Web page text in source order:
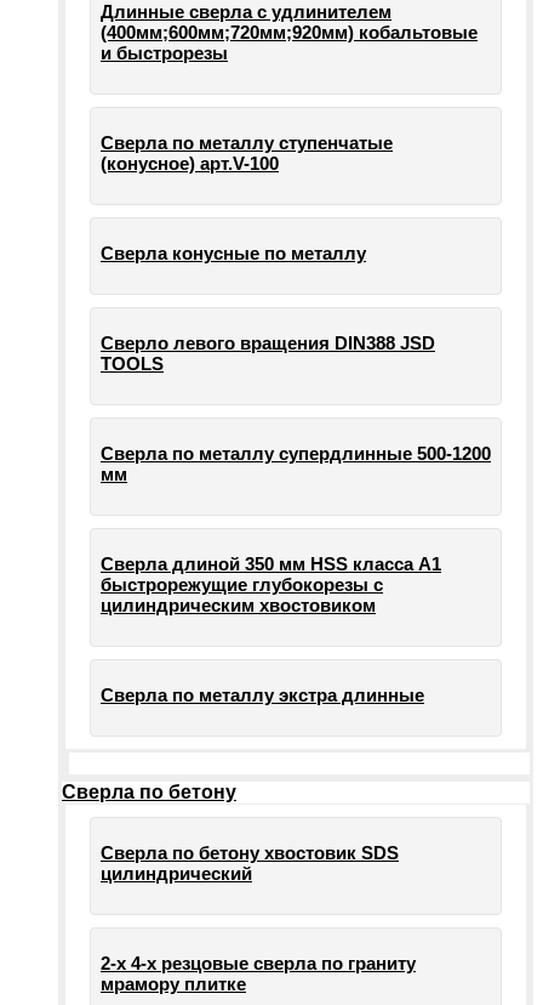
Длинные сверла с удлинителем
(400мм;600мм;720мм;920мм) кобальтовые
и быстрорезы
Сверла по металлу ступенчатые
(конусное) арт.V-100
Сверла конусные по металлу
Сверло левого вращения DIN388 JSD
TOOLS
Сверла по металлу супердлинные 500-1200
мм
Сверла длиной 350 мм HSS класса А1
быстрорежущие глубокорезы с
цилиндрическим хвостовиком
Сверла по металлу экстра длинные
Сверла по бетону
Сверла по бетону хвостовик SDS
цилиндрический
2-х 4-х резцовые сверла по граниту
мрамору плитке